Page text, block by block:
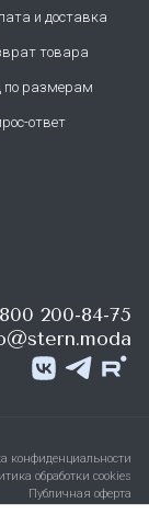
и доставка
товара
по размерам
ответ
200-84-75
конфиденциальности
обработки cookies
Публичная оферта